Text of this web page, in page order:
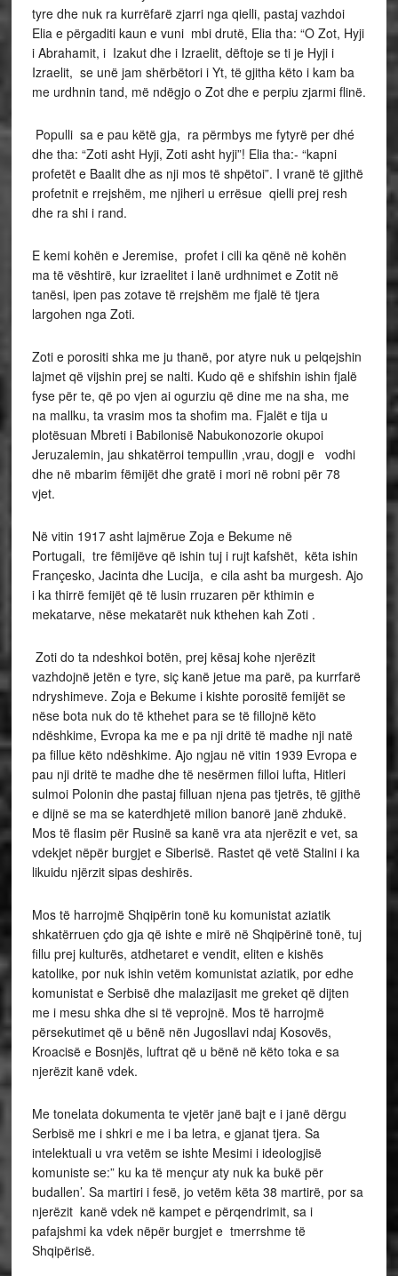
tyre dhe nuk ra kurrëfarë zjarri nga qielli, pastaj vazhdoi
Elia e përgaditi kaun e vuni mbi drutë, Elia tha: “O Zot, Hyji
i Abrahamit, i Izakut dhe i Izraelit, dëftoje se ti je Hyji i
Izraelit, se unë jam shërbëtori i Yt, të gjitha këto i kam ba
me urdhnin tand, më ndëgjo o Zot dhe e perpiu zjarmi flinë.
Populli sa e pau këtë gja, ra përmbys me fytyrë per dhé
dhe tha: “Zoti asht Hyji, Zoti asht hyji”! Elia tha:- “kapni
profetët e Baalit dhe as nji mos të shpëtoi”. I vranë të gjithë
profetnit e rrejshëm, me njiheri u errësue qielli prej resh
dhe ra shi i rand.
E kemi kohën e Jeremise, profet i cili ka qënë në kohën
ma të vështirë, kur izraelitet i lanë urdhnimet e Zotit në
tanësi, ipen pas zotave të rrejshëm me fjalë të tjera
largohen nga Zoti.
Zoti e porositi shka me ju thanë, por atyre nuk u pelqejshin
lajmet që vijshin prej se nalti. Kudo që e shifshin ishin fjalë
fyse për te, që po vjen ai ogurziu që dine me na sha, me
na mallku, ta vrasim mos ta shofim ma. Fjalët e tija u
plotësuan Mbreti i Babilonisë Nabukonozorie okupoi
Jeruzalemin, jau shkatërroi tempullin ,vrau, dogji e vodhi
dhe në mbarim fëmijët dhe gratë i mori në robni për 78
vjet.
Në vitin 1917 asht lajmërue Zoja e Bekume në
Portugali, tre fëmijëve që ishin tuj i rujt kafshët, këta ishin
Françesko, Jacinta dhe Lucija, e cila asht ba murgesh. Ajo
i ka thirrë femijët që të lusin rruzaren për kthimin e
mekatarve, nëse mekatarët nuk kthehen kah Zoti .
Zoti do ta ndeshkoi botën, prej kësaj kohe njerëzit
vazhdojnë jetën e tyre, siç kanë jetue ma parë, pa kurrfarë
ndryshimeve. Zoja e Bekume i kishte porositë femijët se
nëse bota nuk do të kthehet para se të fillojnë këto
ndëshkime, Evropa ka me e pa nji dritë të madhe nji natë
pa fillue këto ndëshkime. Ajo ngjau në vitin 1939 Evropa e
pau nji dritë te madhe dhe të nesërmen filloi lufta, Hitleri
sulmoi Polonin dhe pastaj filluan njena pas tjetrës, të gjithë
e dijnë se ma se katerdhjetë milion banorë janë zhdukë.
Mos të flasim për Rusinë sa kanë vra ata njerëzit e vet, sa
vdekjet nëpër burgjet e Siberisë. Rastet që vetë Stalini i ka
likuidu njërzit sipas deshirës.
Mos të harrojmë Shqipërin tonë ku komunistat aziatik
shkatërruen çdo gja që ishte e mirë në Shqipërinë tonë, tuj
fillu prej kulturës, atdhetaret e vendit, eliten e kishës
katolike, por nuk ishin vetëm komunistat aziatik, por edhe
komunistat e Serbisë dhe malazijasit me greket që dijten
me i mesu shka dhe si të veprojnë. Mos të harrojmë
përsekutimet që u bënë nën Jugosllavi ndaj Kosovës,
Kroacisë e Bosnjës, luftrat që u bënë në këto toka e sa
njerëzit kanë vdek.
Me tonelata dokumenta te vjetër janë bajt e i janë dërgu
Serbisë me i shkri e me i ba letra, e gjanat tjera. Sa
intelektuali u vra vetëm se ishte Mesimi i ideologjisë
komuniste se:” ku ka të mençur aty nuk ka bukë për
budallen’. Sa martiri i fesë, jo vetëm këta 38 martirë, por sa
njerëzit kanë vdek në kampet e përqendrimit, sa i
pafajshmi ka vdek nëpër burgjet e tmerrshme të
Shqipërisë.